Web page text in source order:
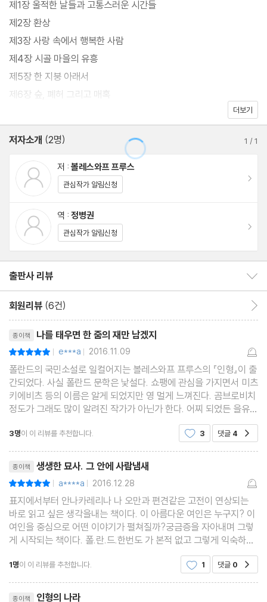
제1장 울적한 날들과 고통스러운 시간들
제2장 환상
제3장 사랑 속에서 행복한 사람
제4장 시골 마을의 유흥
제5장 한 지붕 아래서
제6장 숲, 폐허 그리고 매혹
제9장 늙은 점원의 회고(3)
제10장 숙녀들과 여자들
제11장 어떤 식으로 눈이 뜨이기 시작하나
제13장 Tempus fugit, aeternitas mane(세월은 흘러가고, 영원
은 남는다)
제15장 무기력 상태의 정신
제16장 늙은 점원의 회고(5)
제17장
주
해설: 폴란드 실증주의 문학을 대변하는 소설 『인형』
판본 소개
볼레스와프 프루스 연보
더보기
저자소개 (2명) 1 /1
저 : 볼레스와프 프루스
관심작가 알림신청
역 : 정병권
관심작가 알림신청
출판사 리뷰
회원리뷰 (6건)
종이책 나를 태우면 한 줌의 재만 남겠지
| e***a | 2016.11.09
폴란드의 국민소설로 일컬어지는 볼레스와프 프루스의 『인형』이 출
간되었다. 사실 폴란드 문학은 낯설다. 쇼팽에 관심을 가지면서 미츠
키에비츠 등의 이름은 알게 되었지만 영 멀게 느껴진다. 곰브로비치
정도가 그래도 많이 알려진 작가가 아닌가 한다. 어찌 되었든 을유세
계문학으로 만나게 된 『인형』은 너무 재미있어서 아주 오랜만에 소
설의 세계로 푹 빠지게 되는 독서를 할 수
3명이 이 리뷰를 추천합니다. 3 댓글 4
종이책 생생한 묘사. 그 안에 사람냄새
| a****a | 2016.12.28
표지에서부터 안나카레리나 나 오만과 편견같은 고전이 연상되는
바로 읽고 싶은 생각을내는 책이다. 이 아름다운 여인은 누구지? 이
여인을 중심으로 어떤 이야기가 펼쳐질까?궁금증을 자아내며 그렇
게 시작되는 책이다. 폴.란.드.한번도 가 본적 없고 그렇게 익숙하게
알고 있지 않은 나라이지만 작품속에서 묘사되는 폴란드는 다른 유
럽국가보다 오히려 정서상으로 우리나라와 비슷한
1명이 이 리뷰를 추천합니다. 1 댓글 0
종이책 인형의 나라